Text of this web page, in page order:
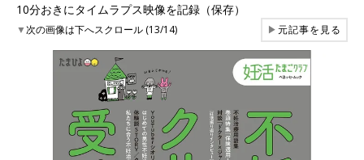
10分おきにタイムラプス映像を記録（保存）
▼次の画像は下へスクロール (13/14) ▶元記事を見る